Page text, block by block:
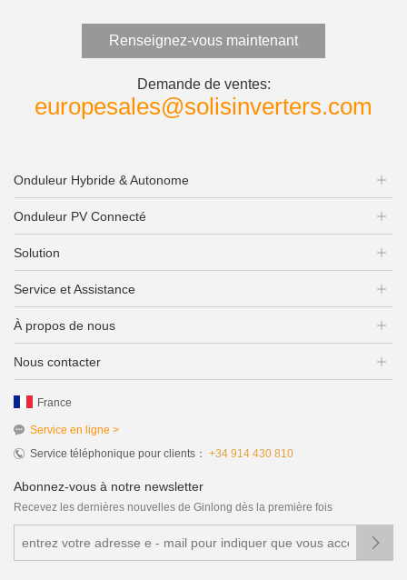
Renseignez-vous maintenant
Demande de ventes:
europesales@solisinverters.com
Onduleur Hybride & Autonome
Onduleur PV Connecté
Solution
Service et Assistance
À propos de nous
Nous contacter
France
Service en ligne >
Service téléphonique pour clients： +34 914 430 810
Abonnez-vous à notre newsletter
Recevez les dernières nouvelles de Ginlong dès la première fois
